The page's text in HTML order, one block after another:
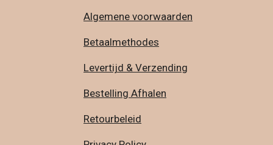
Algemene voorwaarden
Betaalmethodes
Levertijd & Verzending
Bestelling Afhalen
Retourbeleid